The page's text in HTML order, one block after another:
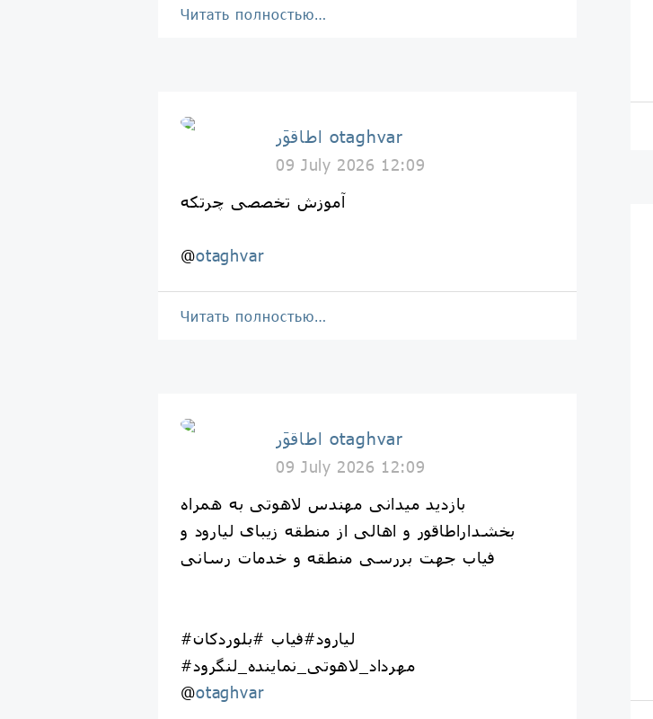
Читать полностью…
اطاقوَر otaghvar
09 July 2026 12:09
آموزش تخصصی چرتکه
@otaghvar
Читать полностью…
اطاقوَر otaghvar
09 July 2026 12:09
بازدید میدانی مهندس لاهوتی به همراه
بخشداراطاقور و اهالی از منطقه زیبای لیارود و
فیاب جهت بررسی منطقه و خدمات رسانی
#لیارود#فیاب #بلوردکان
#مهرداد_لاهوتی_نماینده_لنگرود
@otaghvar